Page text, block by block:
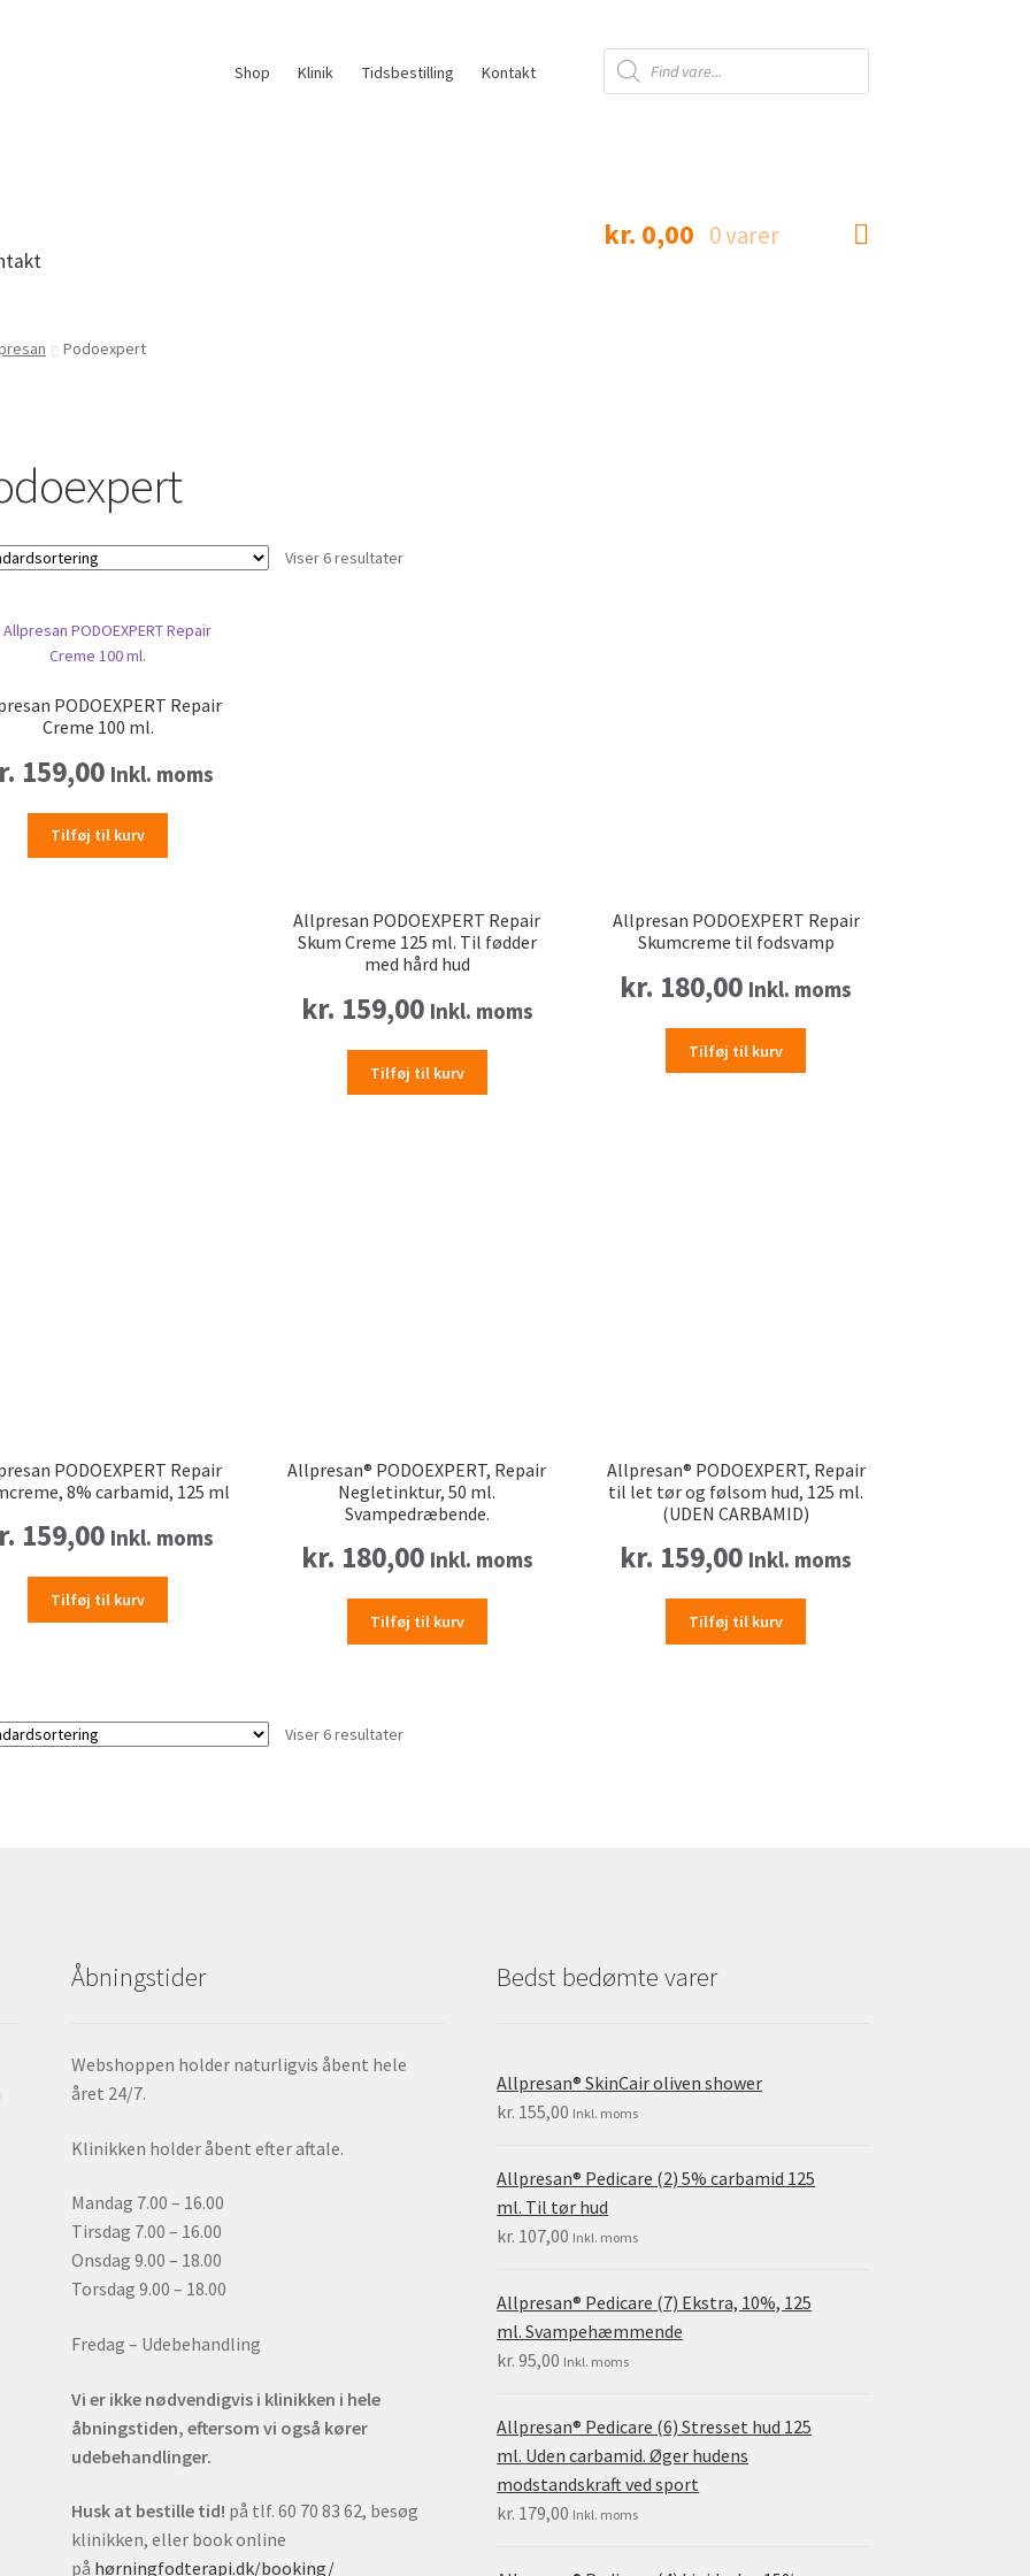
Shop Klinik Tidsbestilling Kontakt
Products
search
kr. 0,00 0 varer
Podoexpert
Viser 6 resultater
PODOEXPERT Repair
Creme 100 ml.
159,00 Inkl. moms
Tilføj til kurv
Allpresan PODOEXPERT Repair
Skum Creme 125 ml. Til fødder
med hård hud
kr. 159,00 Inkl. moms
Tilføj til kurv
Allpresan PODOEXPERT Repair
Skumcreme til fodsvamp
kr. 180,00 Inkl. moms
Tilføj til kurv
PODOEXPERT Repair
8% carbamid, 125 ml
159,00 Inkl. moms
Tilføj til kurv
Allpresan® PODOEXPERT, Repair
Negletinktur, 50 ml.
Svampedræbende.
kr. 180,00 Inkl. moms
Tilføj til kurv
Allpresan® PODOEXPERT, Repair
til let tør og følsom hud, 125 ml.
(UDEN CARBAMID)
kr. 159,00 Inkl. moms
Tilføj til kurv
Viser 6 resultater
Åbningstider
Webshoppen holder naturligvis åbent hele
året 24/7.
Klinikken holder åbent efter aftale.
Mandag 7.00 – 16.00
Tirsdag 7.00 – 16.00
Onsdag 9.00 – 18.00
Torsdag 9.00 – 18.00
Fredag – Udebehandling
Vi er ikke nødvendigvis i klinikken i hele
åbningstiden, eftersom vi også kører
udebehandlinger.
Husk at bestille tid! på tlf. 60 70 83 62, besøg
klinikken, eller book online
på hørningfodterapi.dk/booking/
Bedst bedømte varer
Allpresan® SkinCair oliven shower
kr. 155,00 Inkl. moms
Allpresan® Pedicare (2) 5% carbamid 125
ml. Til tør hud
kr. 107,00 Inkl. moms
Allpresan® Pedicare (7) Ekstra, 10%, 125
ml. Svampehæmmende
kr. 95,00 Inkl. moms
Allpresan® Pedicare (6) Stresset hud 125
ml. Uden carbamid. Øger hudens
modstandskraft ved sport
kr. 179,00 Inkl. moms